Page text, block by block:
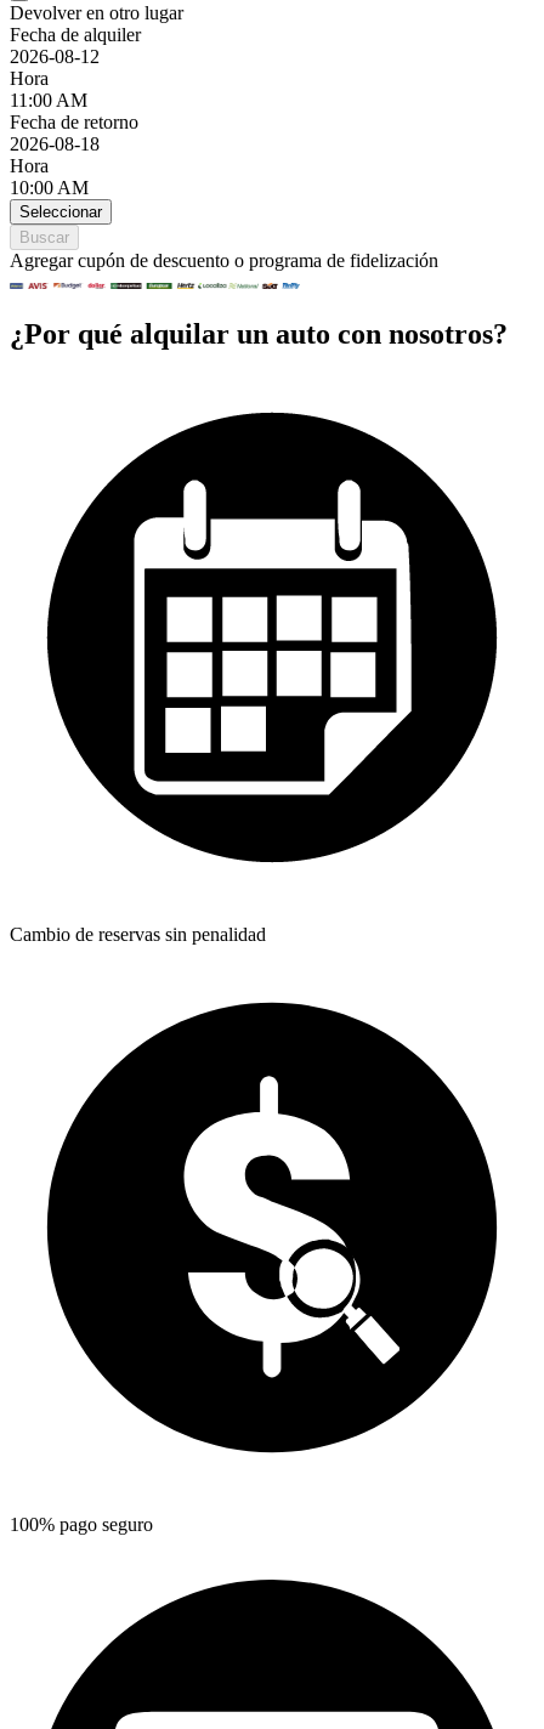
Devolver en otro lugar
Fecha de alquiler
2026-08-12
Hora
11:00 AM
Fecha de retorno
2026-08-18
Hora
10:00 AM
Seleccionar
Buscar
Agregar cupón de descuento o programa de fidelización
¿Por qué alquilar un auto con nosotros?
Cambio de reservas sin penalidad
100% pago seguro